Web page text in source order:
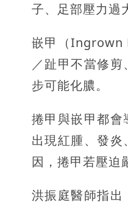
子、足部壓力過
嵌甲（Ingrown
／趾甲不當修
步可能化膿。
捲甲與嵌甲都會
出現紅腫、發
因，捲甲若壓迫
洪振庭醫師指出